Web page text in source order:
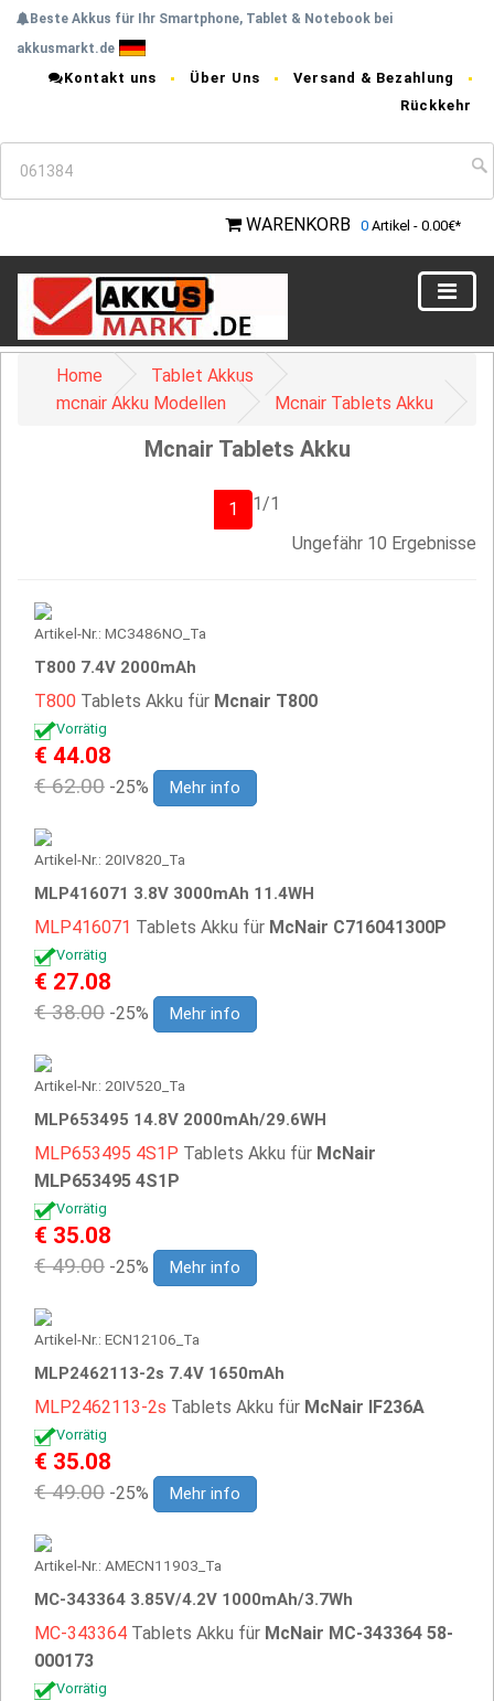
Beste Akkus für Ihr Smartphone, Tablet & Notebook bei
akkusmarkt.de
Kontakt uns Über Uns
Versand & Bezahlung
Rückkehr
WARENKORB 0 Artikel - 0.00€*
Home
Tablet Akkus
mcnair Akku Modellen
Mcnair Tablets Akku
Mcnair Tablets Akku
1/1
1
Ungefähr 10 Ergebnisse
Artikel-Nr.: MC3486NO_Ta
T800 7.4V 2000mAh
T800 Tablets Akku für Mcnair T800
Vorrätig
€ 44.08
€ 62.00 -25% Mehr info
Artikel-Nr.: 20IV820_Ta
MLP416071 3.8V 3000mAh 11.4WH
MLP416071 Tablets Akku für McNair C716041300P
Vorrätig
€ 27.08
€ 38.00 -25% Mehr info
Artikel-Nr.: 20IV520_Ta
MLP653495 14.8V 2000mAh/29.6WH
MLP653495 4S1P Tablets Akku für McNair
MLP653495 4S1P
Vorrätig
€ 35.08
€ 49.00 -25% Mehr info
Artikel-Nr.: ECN12106_Ta
MLP2462113-2s 7.4V 1650mAh
MLP2462113-2s Tablets Akku für McNair IF236A
Vorrätig
€ 35.08
€ 49.00 -25% Mehr info
Artikel-Nr.: AMECN11903_Ta
MC-343364 3.85V/4.2V 1000mAh/3.7Wh
MC-343364 Tablets Akku für McNair MC-343364 58-
000173
Vorrätig